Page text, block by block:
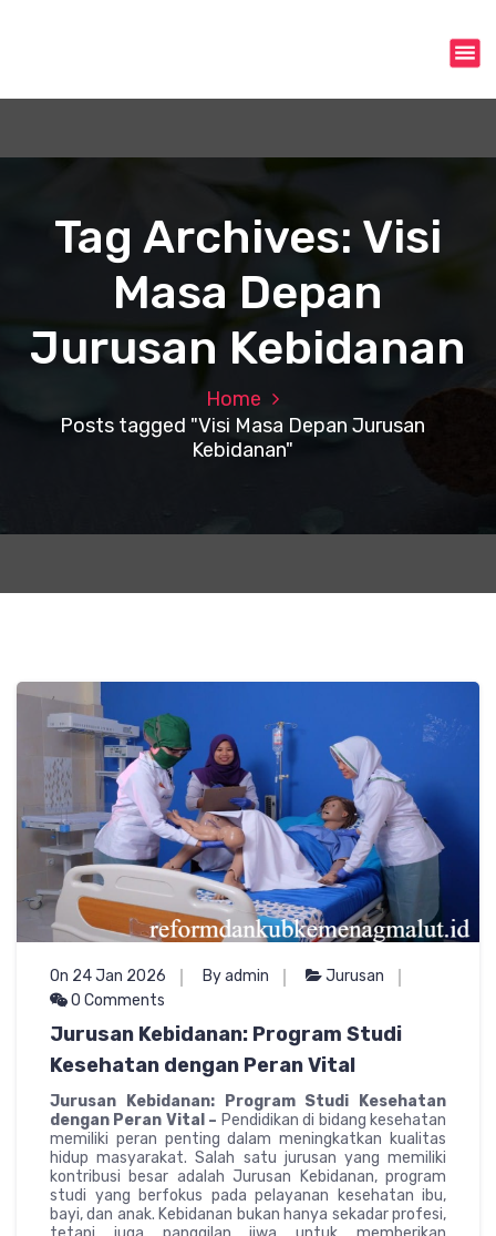
c
Tag Archives: Visi
Masa Depan
Jurusan Kebidanan
Home
Posts tagged "Visi Masa Depan Jurusan
Kebidanan"
On 24 Jan 2026 By admin
Jurusan
0 Comments
Jurusan Kebidanan: Program Studi
Kesehatan dengan Peran Vital
Jurusan Kebidanan: Program Studi Kesehatan
dengan Peran Vital – Pendidikan di bidang kesehatan
memiliki peran penting dalam meningkatkan kualitas
hidup masyarakat. Salah satu jurusan yang memiliki
kontribusi besar adalah Jurusan Kebidanan, program
studi yang berfokus pada pelayanan kesehatan ibu,
bayi, dan anak. Kebidanan bukan hanya sekadar profesi,